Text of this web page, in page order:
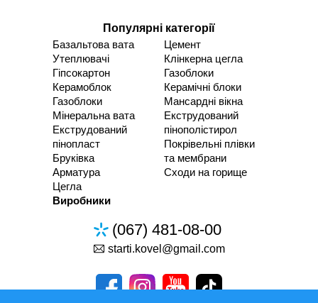
Популярні категорії
Базальтова вата
Утеплювачі
Гіпсокартон
Керамоблок
Газоблоки
Мінеральна вата
Екструдований
пінопласт
Бруківка
Арматура
Цегла
Цемент
Клінкерна цегла
Газоблоки
Керамічні блоки
Мансардні вікна
Екструдований
пінополістирол
Покрівельні плівки
та мембрани
Сходи на горище
Виробники
(067) 481-08-00
starti.kovel@gmail.com